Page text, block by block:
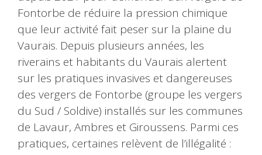
Fontorbe de réduire la pression chimique
que leur activité fait peser sur la plaine du
Vaurais. Depuis plusieurs années, les
riverains et habitants du Vaurais alertent
sur les pratiques invasives et dangereuses
des vergers de Fontorbe (groupe les vergers
du Sud / Soldive) installés sur les communes
de Lavaur, Ambres et Giroussens. Parmi ces
pratiques, certaines relèvent de l’illégalité :